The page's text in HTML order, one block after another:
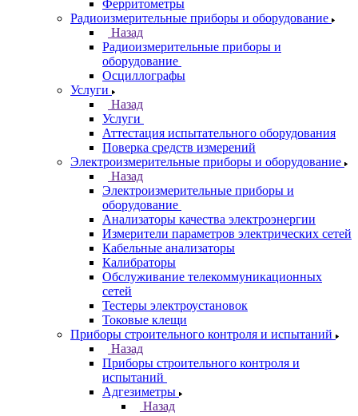
Ферритометры
Радиоизмерительные приборы и оборудование
Назад
Радиоизмерительные приборы и
оборудование
Осциллографы
Услуги
Назад
Услуги
Аттестация испытательного оборудования
Поверка средств измерений
Электроизмерительные приборы и оборудование
Назад
Электроизмерительные приборы и
оборудование
Анализаторы качества электроэнергии
Измерители параметров электрических сетей
Кабельные анализаторы
Калибраторы
Обслуживание телекоммуникационных
сетей
Тестеры электроустановок
Токовые клещи
Приборы строительного контроля и испытаний
Назад
Приборы строительного контроля и
испытаний
Адгезиметры
Назад